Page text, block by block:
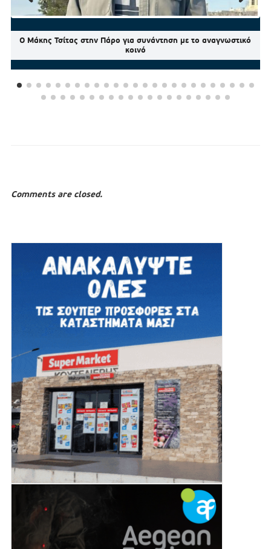
Ο Μάκης Τσίτας στην Πάρο για συνάντηση με το αναγνωστικό
κοινό
Comments are closed.